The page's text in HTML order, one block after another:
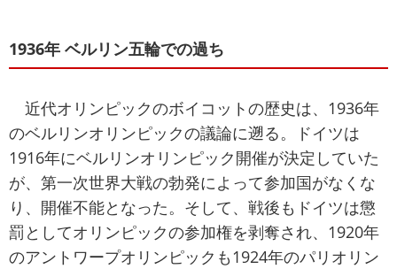
1936年 ベルリン五輪での過ち
近代オリンピックのボイコットの歴史は、1936年
のベルリンオリンピックの議論に遡る。ドイツは
1916年にベルリンオリンピック開催が決定していた
が、第一次世界大戦の勃発によって参加国がなくな
り、開催不能となった。そして、戦後もドイツは懲
罰としてオリンピックの参加権を剥奪され、1920年
のアントワープオリンピックも1924年のパリオリン